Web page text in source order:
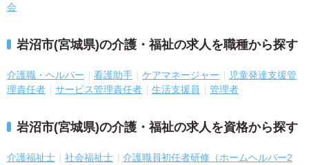
会
岩沼市(宮城県)の介護・福祉の求人を職種から探す
介護職・ヘルパー 看護助手 ケアマネージャー
児童発達支援管
理責任者
サービス管理責任者 生活支援員 管理者
岩沼市(宮城県)の介護・福祉の求人を資格から探す
介護福祉士 社会福祉士
介護職員初任者研修（ホームヘルパー2